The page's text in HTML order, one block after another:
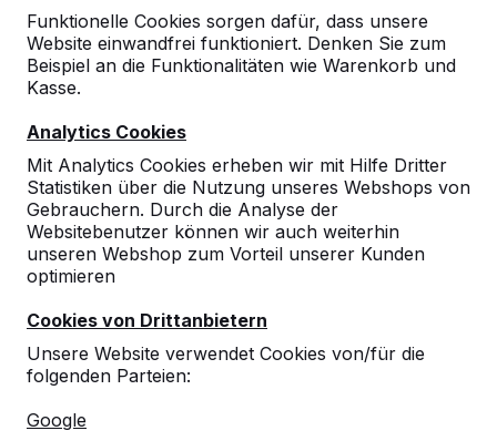
Funktionelle Cookies sorgen dafür, dass unsere
Website einwandfrei funktioniert. Denken Sie zum
Beispiel an die Funktionalitäten wie Warenkorb und
Kasse.
Analytics Cookies
Mit Analytics Cookies erheben wir mit Hilfe Dritter
Statistiken über die Nutzung unseres Webshops von
Gebrauchern. Durch die Analyse der
Websitebenutzer können wir auch weiterhin
unseren Webshop zum Vorteil unserer Kunden
optimieren
Cookies von Drittanbietern
Unsere Website verwendet Cookies von/für die
folgenden Parteien:
Google
angenommen. "Jetzt ist der Schulhof nicht
mehr ganz so langweilig" waren die ersten
Kommentare. Sie forderten sofort mehrere
Kicker ein.
Barbara Reichler, Schulleiterin
02-03-2016